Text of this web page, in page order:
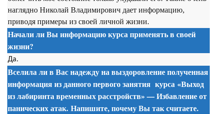
наглядно Николай Владимирович дает информацию,
приводя примеры из своей личной жизни.
Начали ли Вы информацию курса применять в своей
жизни?
Да.
Вселила ли в Вас надежду на выздоровление полученная
информация из данного первого занятия курса «Выход
из лабиринта временных расстройств» — Избавление от
панических атак. Напишите, почему Вы так считаете.